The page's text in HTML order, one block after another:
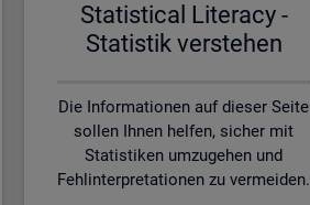
Sta­ti­s­ti­cal Li­te­r­acy -
Sta­tis­tik ver­ste­hen
Die Informationen auf dieser Seite
sollen Ihnen helfen, sicher mit
Statistiken umzugehen und
Fehlinterpretationen zu vermeiden.